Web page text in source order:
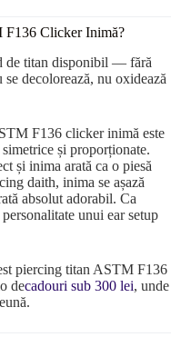
F136 Clicker Inimă?
de titan disponibil — fără
decolorează, nu oxidează
F136 clicker inimă este
și proporționate.
și inima arată ca o piesă
daith, inima se așază
absolut adorabil. Ca
unui ear setup
piercing titan ASTM F136
decadouri sub 300 lei, unde